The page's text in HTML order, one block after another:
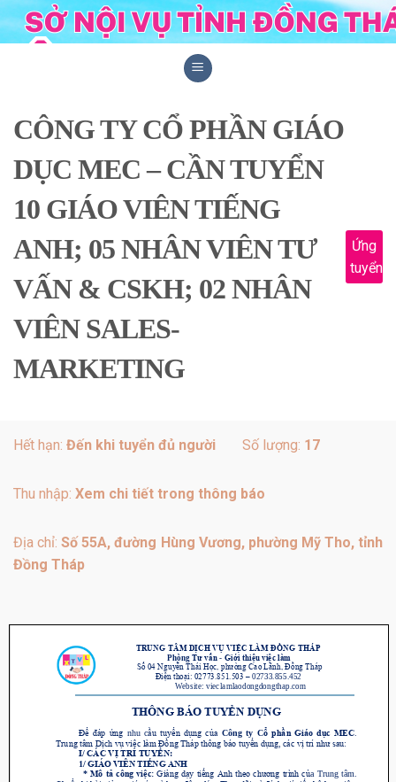
Skip
to
CÔNG TY CỔ PHẦN GIÁO
DỤC MEC – CẦN TUYỂN
10 GIÁO VIÊN TIẾNG
ANH; 05 NHÂN VIÊN TƯ
VẤN & CSKH; 02 NHÂN
VIÊN SALES-
MARKETING
Ứng
tuyển
Hết hạn: Đến khi tuyển đủ người Số lượng: 17
Thu nhập: Xem chi tiết trong thông báo
Địa chỉ:Số 55A, đường Hùng Vương, phường Mỹ Tho, tỉnh
Đồng Tháp